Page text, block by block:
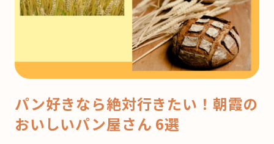
パン好きなら絶対行きたい！朝霞の
おいしいパン屋さん 6選